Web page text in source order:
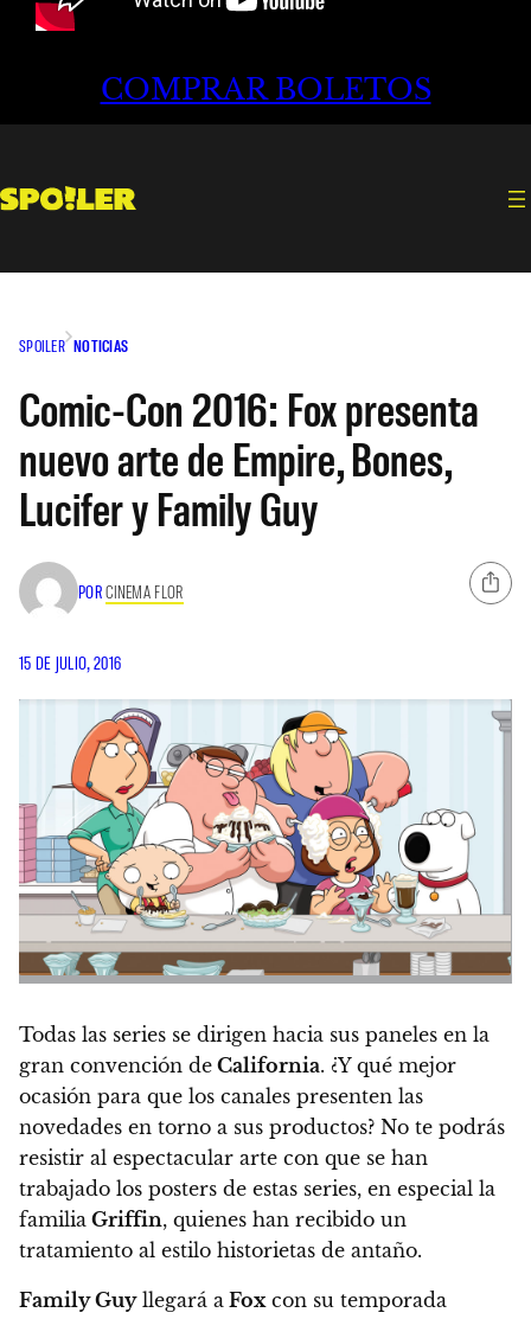
COMPRAR BOLETOS
SPOILER NOTICIAS
Comic-Con 2016: Fox presenta
nuevo arte de Empire, Bones,
Lucifer y Family Guy
PORCINEMA FLOR
15 DE JULIO, 2016
Todas las series se dirigen hacia sus paneles en la
gran convención de California. ¿Y qué mejor
ocasión para que los canales presenten las
novedades en torno a sus productos? No te podrás
resistir al espectacular arte con que se han
trabajado los posters de estas series, en especial la
familia Griffin, quienes han recibido un
tratamiento al estilo historietas de antaño.
Family Guyllegará a Foxcon su temporada